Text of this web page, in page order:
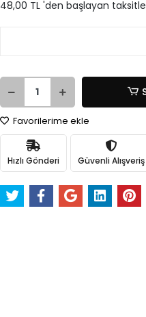
48,00 TL 'den başlayan
Favorilerime ekle
Hızlı Gönderi Güvenli Alışveriş